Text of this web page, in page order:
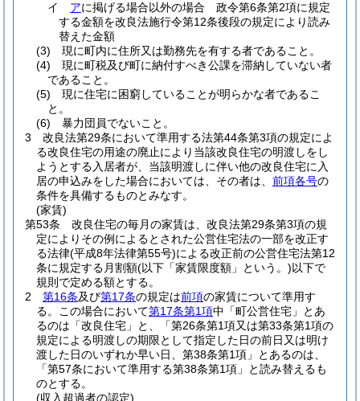
イ
アに掲げる場合以外の場合 政令第6条第2項に規定
する金額を改良法施行令第12条後段の規定により読み
替えた金額
(3)
現に町内に住所又は勤務先を有する者であること。
(4)
現に町税及び町に納付すべき公課を滞納していない者
であること。
(5)
現に住宅に困窮していることが明らかな者であるこ
と。
(6)
暴力団員でないこと。
3
改良法第29条において準用する法第44条第3項の規定によ
る改良住宅の用途の廃止により当該改良住宅の明渡しをし
ようとする入居者が、当該明渡しに伴い他の改良住宅に入
居の申込みをした場合においては、その者は、 前項各号の
条件を具備するものとみなす。
(家賃)
第53条
改良住宅の毎月の家賃は、改良法第29条第3項の規
定によりその例によるとされた公営住宅法の一部を改正す
る法律(平成8年法律第55号)による改正前の公営住宅法第12
条に規定する月割額(以下「家賃限度額」という。)以下で
規則で定める額とする。
2
第16条及び第17条の規定は前項の家賃について準用す
る。
この場合において第17条第1項中「町公営住宅」とあ
るのは「改良住宅」と、「第26条第1項又は第33条第1項の
規定による明渡しの期限として指定した日の前日又は明け
渡した日のいずれか早い日、第38条第1項」とあるのは、
「第57条において準用する第38条第1項」と読み替えるも
のとする。
(収入超過者の認定)